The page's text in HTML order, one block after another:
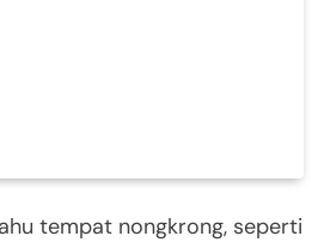
tempat nongkrong, seperti